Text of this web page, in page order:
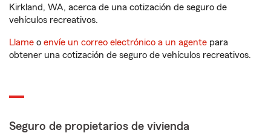
Kirkland, WA, acerca de una cotización de seguro de
vehículos recreativos.
Llame o envíe un correo electrónico a un agente para
obtener una cotización de seguro de vehículos recreativos.
Seguro de propietarios de vivienda